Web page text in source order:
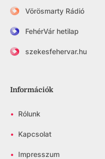
Vörösmarty Rádió
FehérVár hetilap
szekesfehervar.hu
Információk
• Rólunk
• Kapcsolat
• Impresszum